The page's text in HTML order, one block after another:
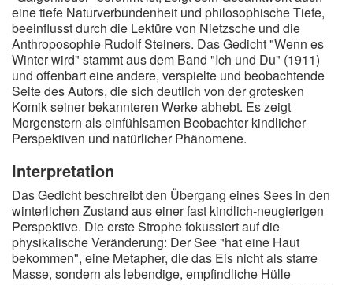
eine tiefe Naturverbundenheit und philosophische Tiefe,
beeinflusst durch die Lektüre von Nietzsche und die
Anthroposophie Rudolf Steiners. Das Gedicht "Wenn es
Winter wird" stammt aus dem Band "Ich und Du" (1911)
und offenbart eine andere, verspielte und beobachtende
Seite des Autors, die sich deutlich von der grotesken
Komik seiner bekannteren Werke abhebt. Es zeigt
Morgenstern als einfühlsamen Beobachter kindlicher
Perspektiven und natürlicher Phänomene.
Interpretation
Das Gedicht beschreibt den Übergang eines Sees in den
winterlichen Zustand aus einer fast kindlich-neugierigen
Perspektive. Die erste Strophe fokussiert auf die
physikalische Veränderung: Der See "hat eine Haut
bekommen", eine Metapher, die das Eis nicht als starre
Masse, sondern als lebendige, empfindliche Hülle